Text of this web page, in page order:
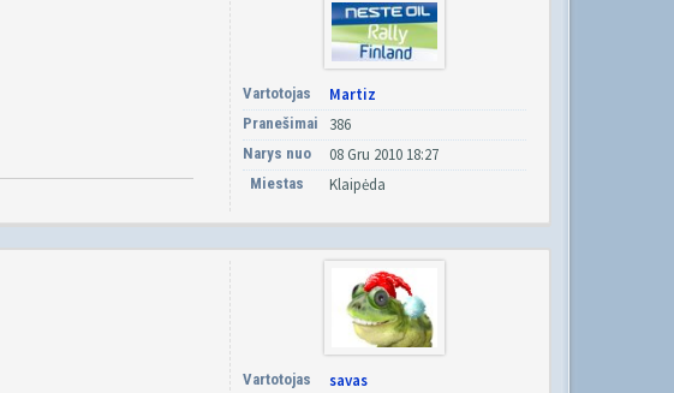
Vartotojas Martiz
Pranešimai 386
Narys nuo 08 Gru 2010 18:27
Miestas Klaipėda
Vartotojas savas